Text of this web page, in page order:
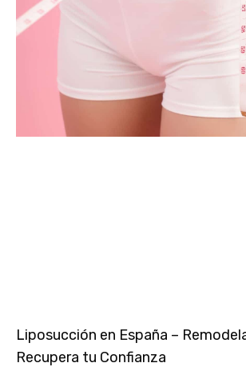
Liposucción en España –
Recupera tu Confianza